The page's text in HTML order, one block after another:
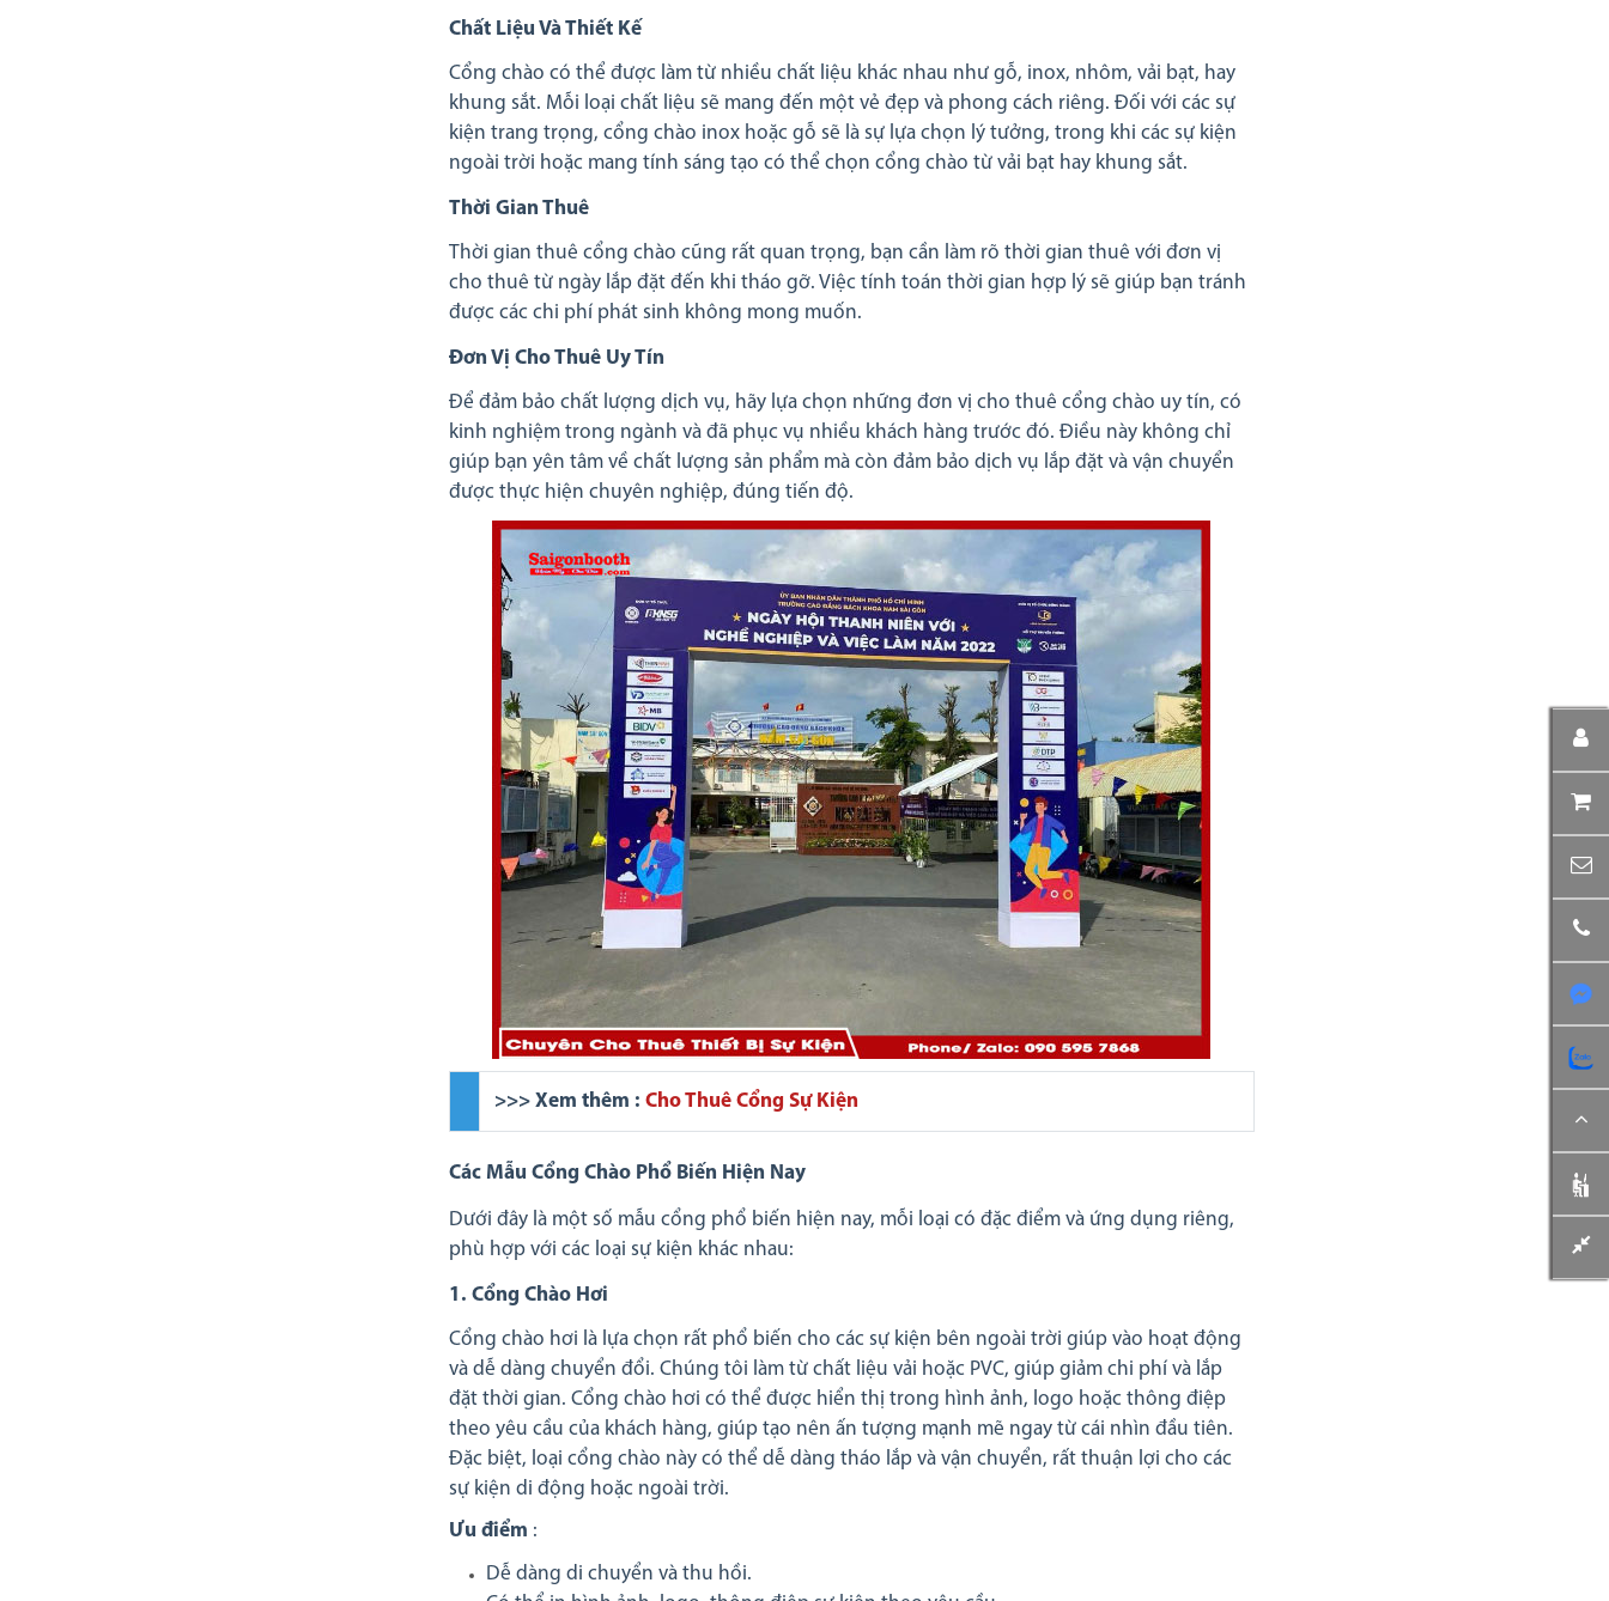
Chất Liệu Và Thiết Kế
Cổng chào có thể được làm từ nhiều chất liệu khác nhau như gỗ, inox, nhôm, vải bạt, hay
khung sắt. Mỗi loại chất liệu sẽ mang đến một vẻ đẹp và phong cách riêng. Đối với các sự
kiện trang trọng, cổng chào inox hoặc gỗ sẽ là sự lựa chọn lý tưởng, trong khi các sự kiện
ngoài trời hoặc mang tính sáng tạo có thể chọn cổng chào từ vải bạt hay khung sắt.
Thời Gian Thuê
Thời gian thuê cổng chào cũng rất quan trọng, bạn cần làm rõ thời gian thuê với đơn vị
cho thuê từ ngày lắp đặt đến khi tháo gỡ. Việc tính toán thời gian hợp lý sẽ giúp bạn tránh
được các chi phí phát sinh không mong muốn.
Đơn Vị Cho Thuê Uy Tín
Để đảm bảo chất lượng dịch vụ, hãy lựa chọn những đơn vị cho thuê cổng chào uy tín, có
kinh nghiệm trong ngành và đã phục vụ nhiều khách hàng trước đó. Điều này không chỉ
giúp bạn yên tâm về chất lượng sản phẩm mà còn đảm bảo dịch vụ lắp đặt và vận chuyển
được thực hiện chuyên nghiệp, đúng tiến độ.
>>> Xem thêm : Cho Thuê Cổng Sự Kiện
Các Mẫu Cổng Chào Phổ Biến Hiện Nay
Dưới đây là một số mẫu cổng phổ biến hiện nay, mỗi loại có đặc điểm và ứng dụng riêng,
phù hợp với các loại sự kiện khác nhau:
1. Cổng Chào Hơi
Cổng chào hơi là lựa chọn rất phổ biến cho các sự kiện bên ngoài trời giúp vào hoạt động
và dễ dàng chuyển đổi. Chúng tôi làm từ chất liệu vải hoặc PVC, giúp giảm chi phí và lắp
đặt thời gian. Cổng chào hơi có thể được hiển thị trong hình ảnh, logo hoặc thông điệp
theo yêu cầu của khách hàng, giúp tạo nên ấn tượng mạnh mẽ ngay từ cái nhìn đầu tiên.
Đặc biệt, loại cổng chào này có thể dễ dàng tháo lắp và vận chuyển, rất thuận lợi cho các
sự kiện di động hoặc ngoài trời.
Ưu điểm :
Dễ dàng di chuyển và thu hồi.